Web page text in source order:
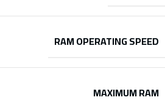
RAM OPERATING SPEED
MAXIMUM RAM